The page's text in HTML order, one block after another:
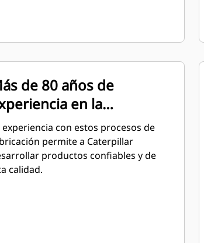
de 80 años de
en la
de motores
experiencia con estos procesos de
permite a Caterpillar
productos confiables y de
calidad.